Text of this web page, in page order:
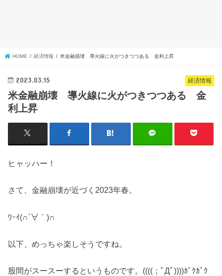
HOME 経済情報 米金融崩壊 導火線に火がつきつつある 金利上昇
経済情報
2023.03.15
米金融崩壊 導火線に火がつきつつある 金
利上昇
ヒャッハー！
さて、金融崩壊が近づく2023年春。
ﾜｰｲ(∩´∀｀)∩
以下、めっちゃ楽しそうですね。
股間がスースーするというものです。((((；ﾟДﾟ))))ｶﾞｸｶﾞｸ